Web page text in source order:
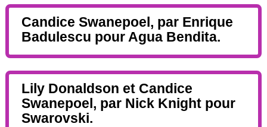
Candice Swanepoel, par Enrique
Badulescu pour Agua Bendita.
Lily Donaldson et Candice
Swanepoel, par Nick Knight pour
Swarovski.